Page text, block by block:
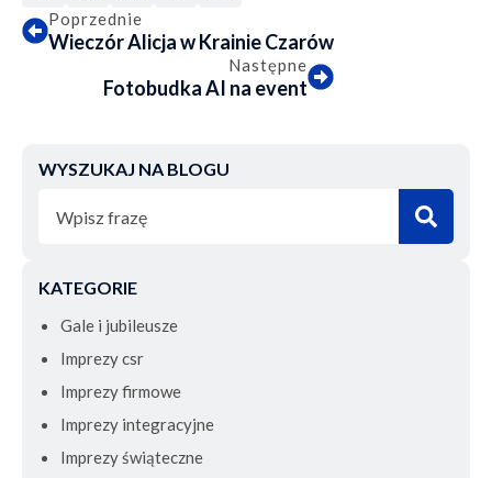
WYSZUKAJ NA BLOGU
KATEGORIE
Gale i jubileusze
Imprezy csr
Imprezy firmowe
Imprezy integracyjne
Imprezy świąteczne
Poprzednie
Wieczór Alicja w Krainie Czarów
Następne
Fotobudka AI na event